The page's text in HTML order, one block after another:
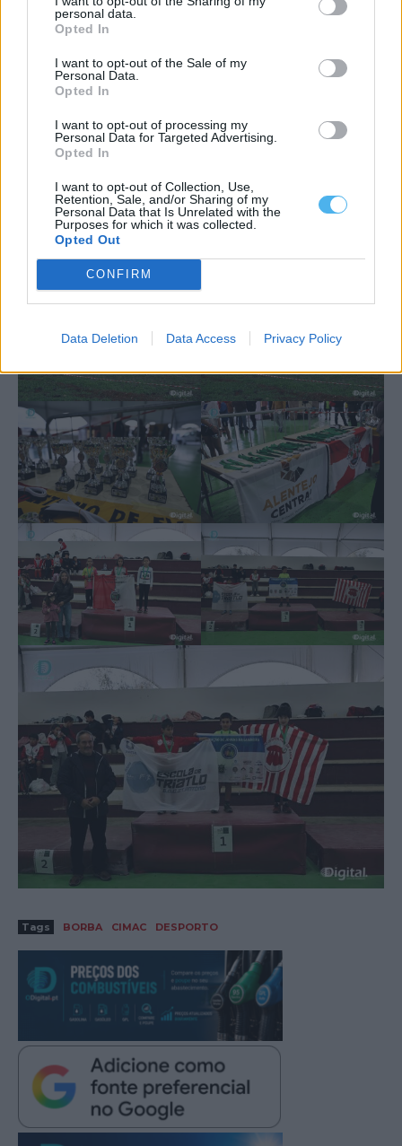
personal data.
Opted In
I want to opt-out of the Sale of my
Personal Data.
Opted In
I want to opt-out of processing my
Personal Data for Targeted Advertising.
Opted In
I want to opt-out of Collection, Use,
Retention, Sale, and/or Sharing of my
Personal Data that Is Unrelated with the
Purposes for which it was collected.
Opted Out
CONFIRM
Data Deletion Data Access Privacy Policy
Tags BORBA CIMAC DESPORTO